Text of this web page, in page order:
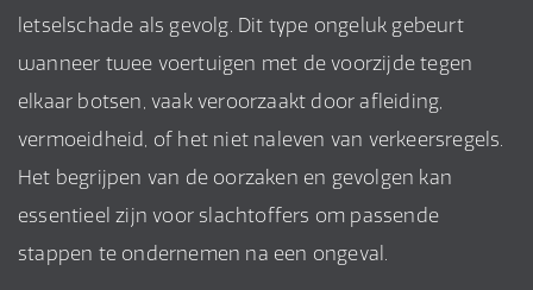
letselschade als gevolg. Dit type ongeluk gebeurt
wanneer twee voertuigen met de voorzijde tegen
elkaar botsen, vaak veroorzaakt door afleiding,
vermoeidheid, of het niet naleven van verkeersregels.
Het begrijpen van de oorzaken en gevolgen kan
essentieel zijn voor slachtoffers om passende
stappen te ondernemen na een ongeval.